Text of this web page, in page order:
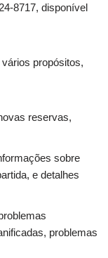
8717, disponível
propósitos,
reservas,
sobre
e detalhes
problemas